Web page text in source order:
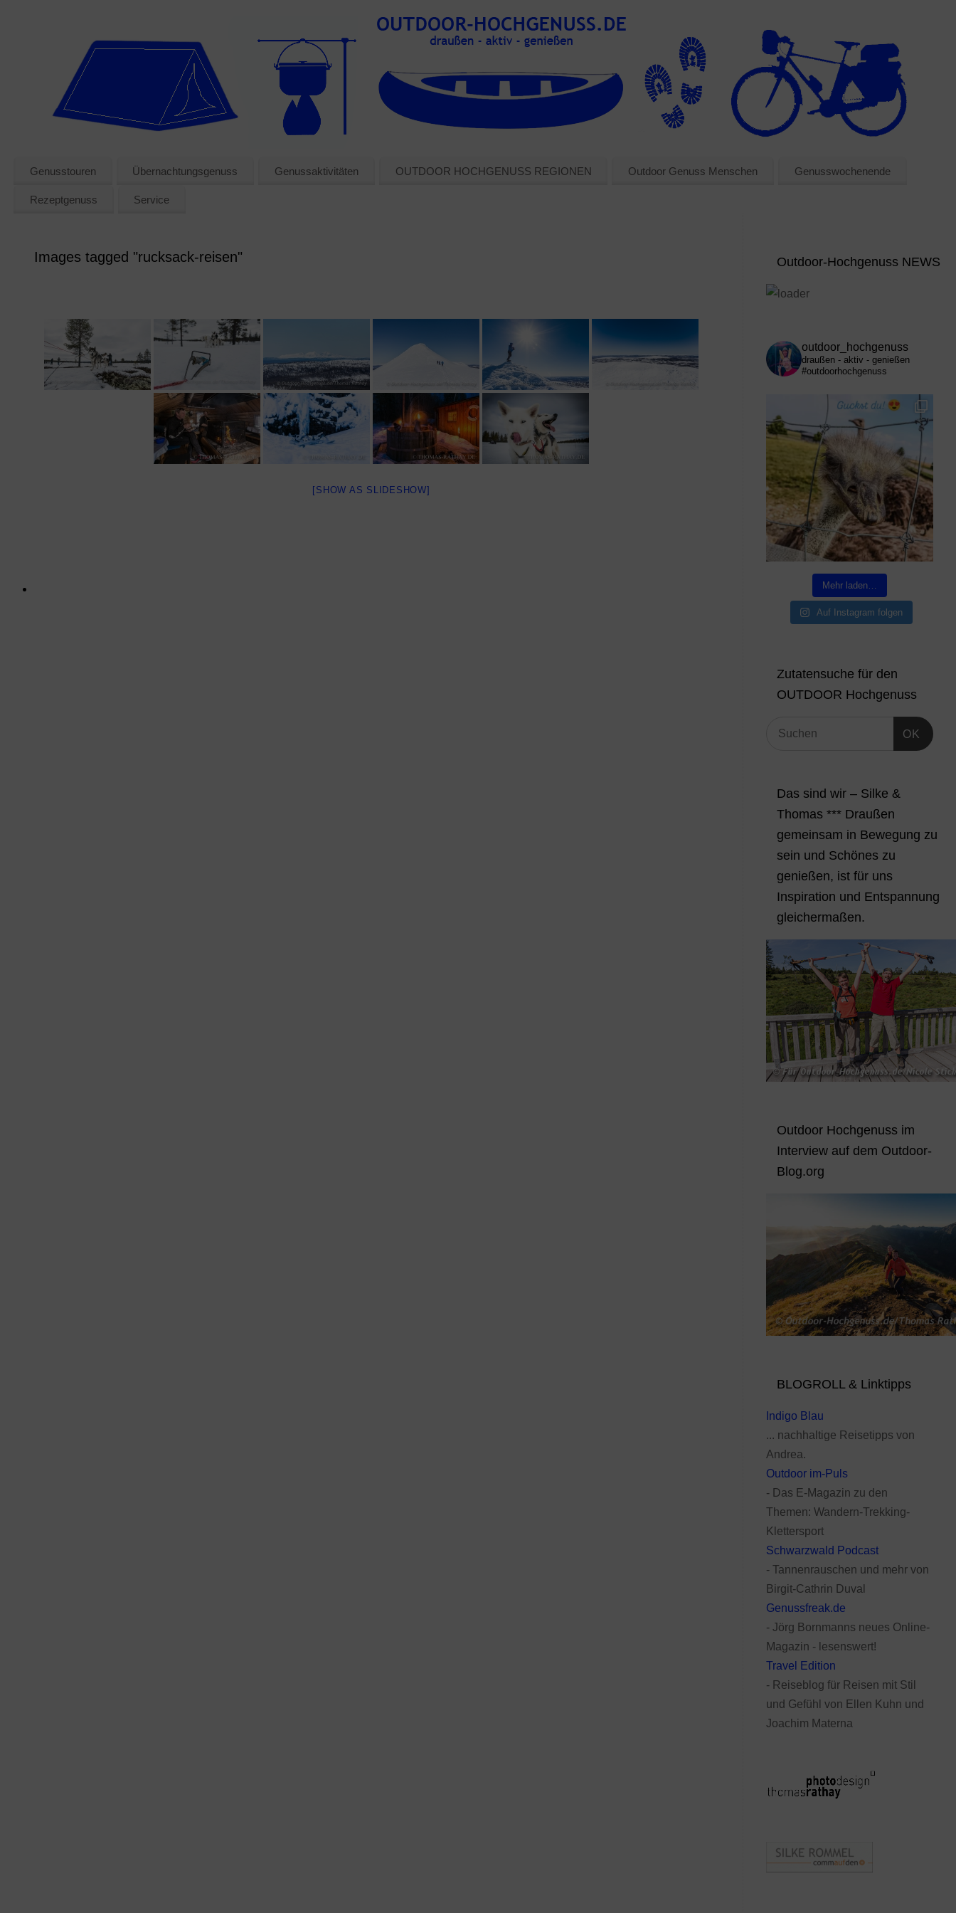
Genusstouren Übernachtungsgenuss Genussaktivitäten OUTDOOR HOCHGENUSS REGIONEN Outdoor Genuss Menschen Genusswochenende
Rezeptgenuss Service
Images tagged "rucksack-reisen"
[SHOW AS SLIDESHOW]
Outdoor-Hochgenuss NEWS
outdoor_hochgenuss
draußen - aktiv - genießen
#outdoorhochgenuss
Mehr laden…
Auf Instagram folgen
Zutatensuche für den
OUTDOOR Hochgenuss
OK
Das sind wir – Silke &
Thomas *** Draußen
gemeinsam in Bewegung zu
sein und Schönes zu
genießen, ist für uns
Inspiration und Entspannung
gleichermaßen.
Outdoor Hochgenuss im
Interview auf dem Outdoor-
Blog.org
BLOGROLL & Linktipps
Indigo Blau
... nachhaltige Reisetipps von
Andrea.
Outdoor im-Puls
- Das E-Magazin zu den
Themen: Wandern-Trekking-
Klettersport
Schwarzwald Podcast
- Tannenrauschen und mehr von
Birgit-Cathrin Duval
Genussfreak.de
- Jörg Bornmanns neues Online-
Magazin - lesenswert!
Travel Edition
- Reiseblog für Reisen mit Stil
und Gefühl von Ellen Kuhn und
Joachim Materna